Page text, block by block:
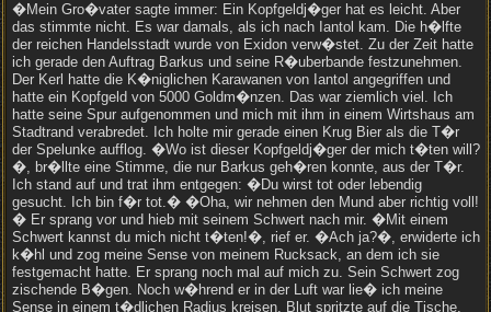
�Mein Gro�vater sagte immer: Ein Kopfgeldj�ger hat es leicht. Aber
das stimmte nicht. Es war damals, als ich nach Iantol kam. Die h�lfte
der reichen Handelsstadt wurde von Exidon verw�stet. Zu der Zeit hatte
ich gerade den Auftrag Barkus und seine R�uberbande festzunehmen.
Der Kerl hatte die K�niglichen Karawanen von Iantol angegriffen und
hatte ein Kopfgeld von 5000 Goldm�nzen. Das war ziemlich viel. Ich
hatte seine Spur aufgenommen und mich mit ihm in einem Wirtshaus am
Stadtrand verabredet. Ich holte mir gerade einen Krug Bier als die T�r
der Spelunke aufflog. �Wo ist dieser Kopfgeldj�ger der mich t�ten will?
�, br�llte eine Stimme, die nur Barkus geh�ren konnte, aus der T�r.
Ich stand auf und trat ihm entgegen: �Du wirst tot oder lebendig
gesucht. Ich bin f�r tot.� �Oha, wir nehmen den Mund aber richtig voll!
� Er sprang vor und hieb mit seinem Schwert nach mir. �Mit einem
Schwert kannst du mich nicht t�ten!�, rief er. �Ach ja?�, erwiderte ich
k�hl und zog meine Sense von meinem Rucksack, an dem ich sie
festgemacht hatte. Er sprang noch mal auf mich zu. Sein Schwert zog
zischende B�gen. Noch w�hrend er in der Luft war lie� ich meine
Sense in einem t�dlichen Radius kreisen. Blut spritzte auf die Tische,